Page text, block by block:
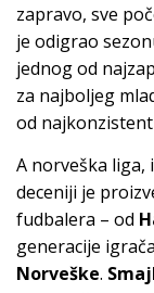
zapravo, sve
je odigrao
jednog od
za najboljeg
od
A norveška liga,
deceniji je
fudbalera – od
generacije
Norveške.